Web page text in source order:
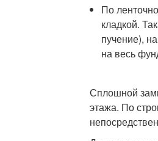
По
кладкой.
пучение),
на весь
Сплошной
этажа. По